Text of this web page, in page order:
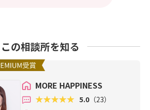
この相談所を知る
MORE HAPPINESS
5.0 （23）